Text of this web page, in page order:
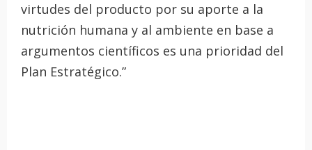
virtudes del producto por su aporte a la
nutrición humana y al ambiente en base a
argumentos científicos es una prioridad del
Plan Estratégico.”